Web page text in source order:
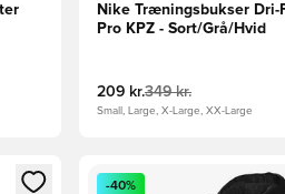
Nike Træningsbukser Dri-
Pro KPZ - Sort/Grå/Hvid
209 kr.349 kr.
Small, Large, X-Large, XX-Large
tilmelde dig som medlem
Åbner en Modal til at
-40%